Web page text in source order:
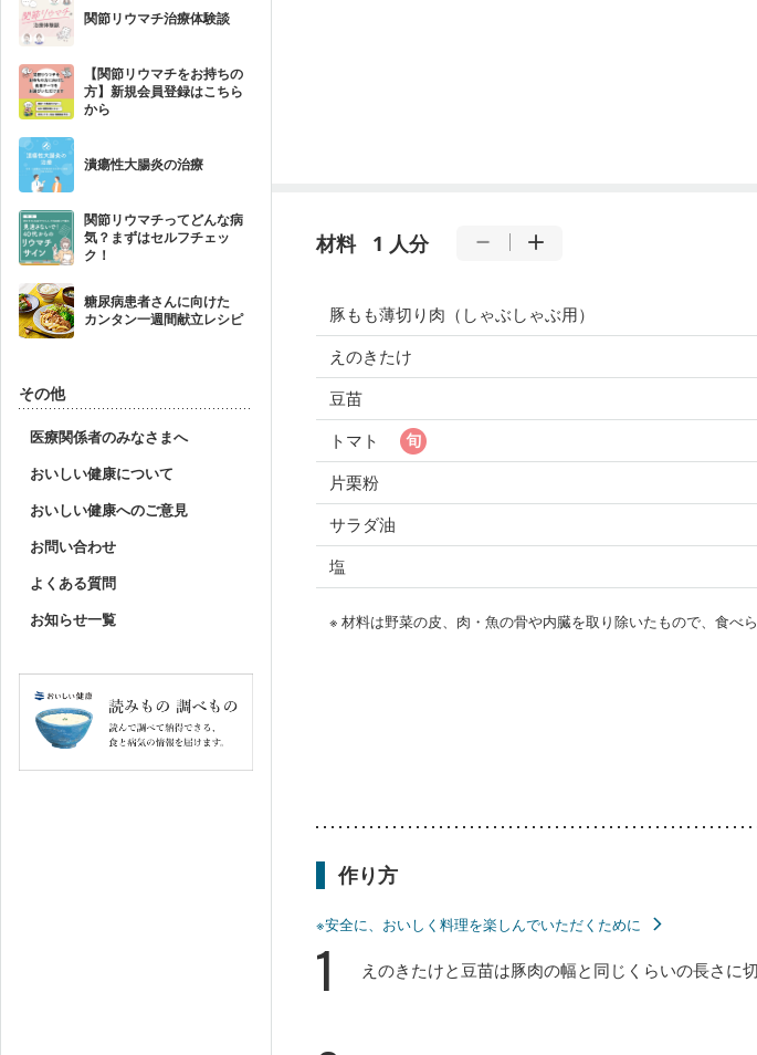
関節リウマチ治療体験談
【関節リウマチをお持ちの
方】新規会員登録はこちら
から
潰瘍性大腸炎の治療
関節リウマチってどんな病
気？まずはセルフチェッ
ク！
糖尿病患者さんに向けた
カンタン一週間献立レシピ
その他
医療関係者のみなさまへ
おいしい健康について
おいしい健康へのご意見
お問い合わせ
よくある質問
お知らせ一覧
材料 1 人分
豚もも薄切り肉（しゃぶしゃぶ用）
えのきたけ
豆苗
トマト
片栗粉
サラダ油
塩
※ 材料は野菜の皮、肉・魚の骨や内臓を取り除いたもので、食べ
作り方
※安全に、おいしく料理を楽しんでいただくために
1 えのきたけと豆苗は豚肉の幅と同じくらいの長さに